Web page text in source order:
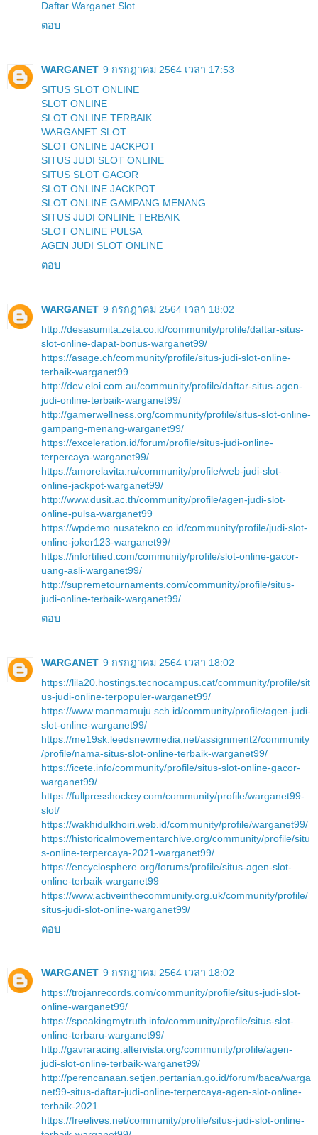
Daftar Warganet Slot
ตอบ
WARGANET 9 กรกฎาคม 2564 เวลา 17:53
SITUS SLOT ONLINE
SLOT ONLINE
SLOT ONLINE TERBAIK
WARGANET SLOT
SLOT ONLINE JACKPOT
SITUS JUDI SLOT ONLINE
SITUS SLOT GACOR
SLOT ONLINE JACKPOT
SLOT ONLINE GAMPANG MENANG
SITUS JUDI ONLINE TERBAIK
SLOT ONLINE PULSA
AGEN JUDI SLOT ONLINE
ตอบ
WARGANET 9 กรกฎาคม 2564 เวลา 18:02
http://desasumita.zeta.co.id/community/profile/daftar-situs-
slot-online-dapat-bonus-warganet99/
https://asage.ch/community/profile/situs-judi-slot-online-
terbaik-warganet99
http://dev.eloi.com.au/community/profile/daftar-situs-agen-
judi-online-terbaik-warganet99/
http://gamerwellness.org/community/profile/situs-slot-online-
gampang-menang-warganet99/
https://exceleration.id/forum/profile/situs-judi-online-
terpercaya-warganet99/
https://amorelavita.ru/community/profile/web-judi-slot-
online-jackpot-warganet99/
http://www.dusit.ac.th/community/profile/agen-judi-slot-
online-pulsa-warganet99
https://wpdemo.nusatekno.co.id/community/profile/judi-slot-
online-joker123-warganet99/
https://infortified.com/community/profile/slot-online-gacor-
uang-asli-warganet99/
http://supremetournaments.com/community/profile/situs-
judi-online-terbaik-warganet99/
ตอบ
WARGANET 9 กรกฎาคม 2564 เวลา 18:02
https://lila20.hostings.tecnocampus.cat/community/profile/sit
us-judi-online-terpopuler-warganet99/
https://www.manmamuju.sch.id/community/profile/agen-judi-
slot-online-warganet99/
https://me19sk.leedsnewmedia.net/assignment2/community
/profile/nama-situs-slot-online-terbaik-warganet99/
https://icete.info/community/profile/situs-slot-online-gacor-
warganet99/
https://fullpresshockey.com/community/profile/warganet99-
slot/
https://wakhidulkhoiri.web.id/community/profile/warganet99/
https://historicalmovementarchive.org/community/profile/situ
s-online-terpercaya-2021-warganet99/
https://encyclosphere.org/forums/profile/situs-agen-slot-
online-terbaik-warganet99
https://www.activeinthecommunity.org.uk/community/profile/
situs-judi-slot-online-warganet99/
ตอบ
WARGANET 9 กรกฎาคม 2564 เวลา 18:02
https://trojanrecords.com/community/profile/situs-judi-slot-
online-warganet99/
https://speakingmytruth.info/community/profile/situs-slot-
online-terbaru-warganet99/
http://gavraracing.altervista.org/community/profile/agen-
judi-slot-online-terbaik-warganet99/
http://perencanaan.setjen.pertanian.go.id/forum/baca/warga
net99-situs-daftar-judi-online-terpercaya-agen-slot-online-
terbaik-2021
https://freelives.net/community/profile/situs-judi-slot-online-